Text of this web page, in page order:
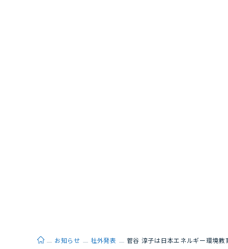
ホームお知らせ 社外発表 菅谷 淳子は日本エネルギー環境教